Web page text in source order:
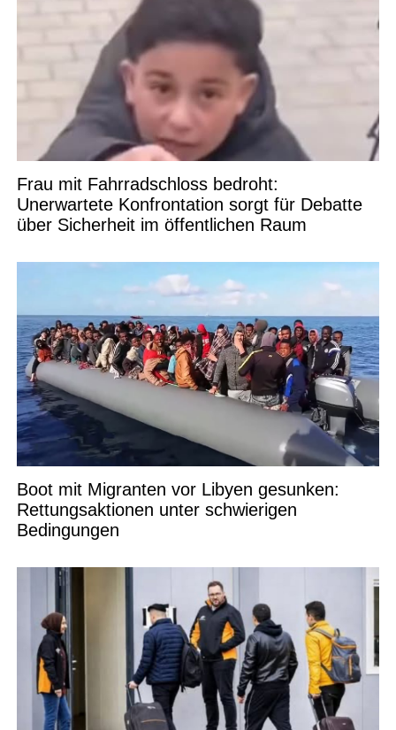
Frau mit Fahrradschloss bedroht:
Unerwartete Konfrontation sorgt für Debatte
über Sicherheit im öffentlichen Raum
Boot mit Migranten vor Libyen gesunken:
Rettungsaktionen unter schwierigen
Bedingungen